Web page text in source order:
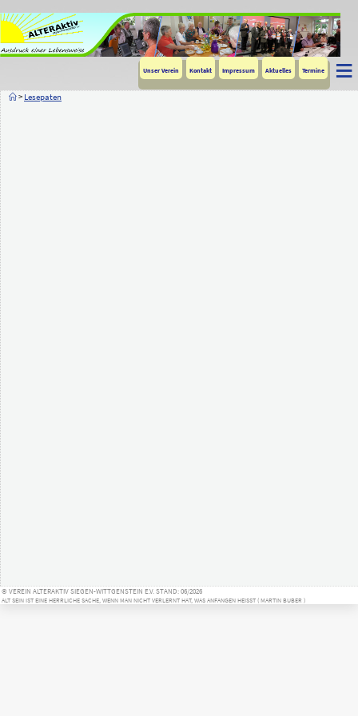
≡
Unser Verein Kontakt Impressum Aktuelles Termine
> Lesepaten
© VEREIN ALTERAKTIV SIEGEN-WITTGENSTEIN E.V. STAND: 06/2026
ALT SEIN IST EINE HERRLICHE SACHE, WENN MAN NICHT VERLERNT HAT, WAS ANFANGEN HEISST ( MARTIN BUBER )